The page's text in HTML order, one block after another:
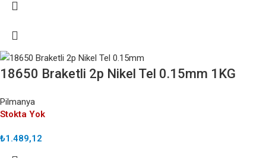
18650 Braketli 2p Nikel Tel 0.15mm 1KG
Pilmanya
Stokta Yok
₺1.489,12